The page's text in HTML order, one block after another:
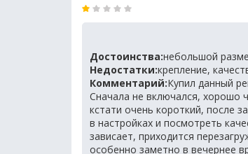
Достоинства:небольшой
Недостатки:крепление,
Комментарий:Купил данный
Сначала не включался, хорошо
кстати очень короткий, после
в настройках и посмотреть
зависает, приходится
особенно заметно в вечернее